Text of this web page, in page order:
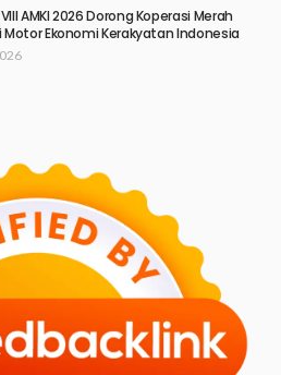
AMKI 2026 Dorong Koperasi Merah
Motor Ekonomi Kerakyatan Indonesia